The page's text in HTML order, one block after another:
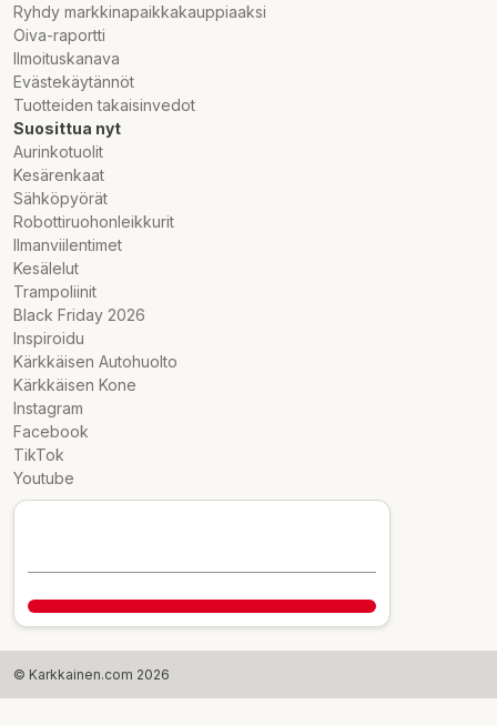
Ryhdy markkinapaikkakauppiaaksi
Oiva-raportti
Ilmoituskanava
Evästekäytännöt
Tuotteiden takaisinvedot
Suosittua nyt
Aurinkotuolit
Kesärenkaat
Sähköpyörät
Robottiruohonleikkurit
Ilmanviilentimet
Kesälelut
Trampoliinit
Black Friday 2026
Inspiroidu
Kärkkäisen Autohuolto
Kärkkäisen Kone
Instagram
Facebook
TikTok
Youtube
© Karkkainen.com 2026